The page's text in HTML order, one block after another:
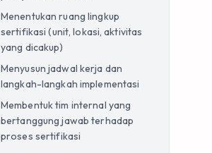
Menentukan ruang lingkup
sertifikasi (unit, lokasi, aktivitas
yang dicakup)
Menyusun jadwal kerja dan
langkah-langkah implementasi
Membentuk tim internal yang
bertanggung jawab terhadap
proses sertifikasi